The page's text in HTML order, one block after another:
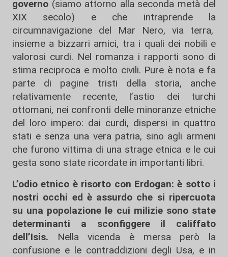
governo (siamo attorno alla seconda metà del
XIX secolo) e che intraprende la
circumnavigazione del Mar Nero, via terra,
insieme a bizzarri amici, tra i quali dei nobili e
valorosi curdi. Nel romanza i rapporti sono di
stima reciproca e molto civili. Pure è nota e fa
parte di pagine tristi della storia, anche
relativamente recente, l’astio dei turchi
ottomani, nei confronti delle minoranze etniche
del loro impero: dai curdi, dispersi in quattro
stati e senza una vera patria, sino agli armeni
che furono vittima di una strage etnica e le cui
gesta sono state ricordate in importanti libri.
L’odio etnico è risorto con Erdogan: è sotto i
nostri occhi ed è assurdo che si ripercuota
su una popolazione le cui milizie sono state
determinanti a sconfiggere il califfato
dell’Isis. Nella vicenda è mersa però la
confusione e le contraddizioni degli Usa, e in